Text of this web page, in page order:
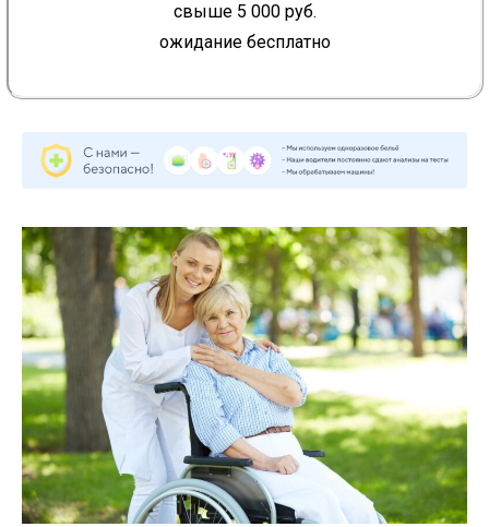
свыше 5 000 руб.
ожидание бесплатно